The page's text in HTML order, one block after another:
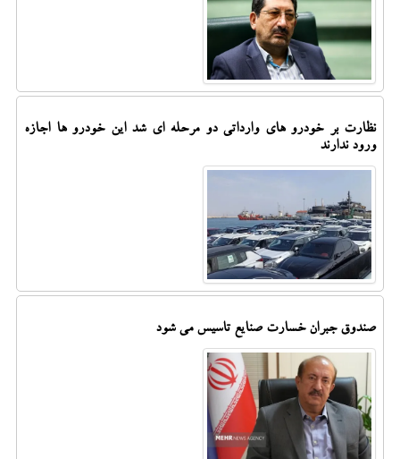
نظارت بر خودرو های وارداتی دو مرحله ای شد این خودرو ها اجازه
ورود ندارند
صندوق جبران خسارت صنایع تاسیس می شود